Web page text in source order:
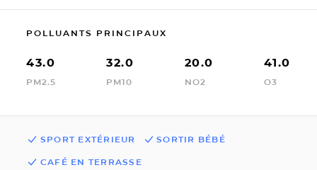
POLLUANTS PRINCIPAUX
43.0
PM2.5
32.0
PM10
20.0
NO2
41.0
O3
SPORT EXTÉRIEUR SORTIR BÉBÉ
CAFÉ EN TERRASSE